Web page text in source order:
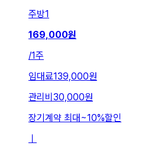
주방1
169,000원
/1주
임대료139,000원
관리비 30,000원
장기계약 최대~10%할인
ㅣ